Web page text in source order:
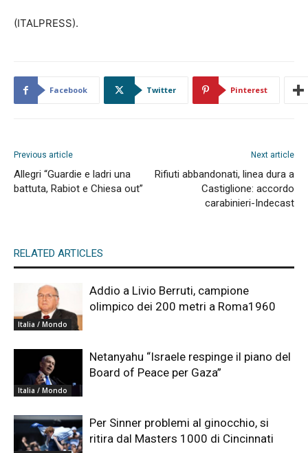
(ITALPRESS).
Facebook Twitter Pinterest
Previous article
Allegri “Guardie e ladri una
battuta, Rabiot e Chiesa out”
Next article
Rifiuti abbandonati, linea dura a
Castiglione: accordo
carabinieri-Indecast
RELATED ARTICLES
Italia / Mondo
Addio a Livio Berruti, campione
olimpico dei 200 metri a Roma1960
Italia / Mondo
Netanyahu “Israele respinge il piano del
Board of Peace per Gaza”
Per Sinner problemi al ginocchio, si
ritira dal Masters 1000 di Cincinnati